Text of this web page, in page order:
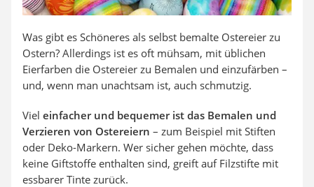
Was gibt es Schöneres als selbst bemalte Ostereier zu
Ostern? Allerdings ist es oft mühsam, mit üblichen
Eierfarben die Ostereier zu Bemalen und einzufärben –
und, wenn man unachtsam ist, auch schmutzig.
Viel einfacher und bequemer ist das Bemalen und
Verzieren von Ostereiern – zum Beispiel mit Stiften
oder Deko-Markern. Wer sicher gehen möchte, dass
keine Giftstoffe enthalten sind, greift auf Filzstifte mit
essbarer Tinte zurück.